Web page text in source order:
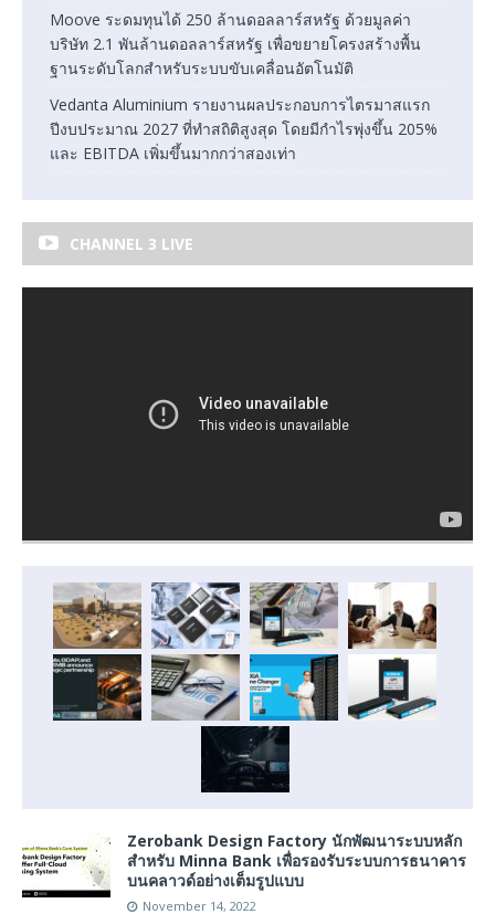
Moove ระดมทุนได้ 250 ล้านดอลลาร์สหรัฐ ด้วยมูลค่า
บริษัท 2.1 พันล้านดอลลาร์สหรัฐ เพื่อขยายโครงสร้างพื้น
ฐานระดับโลกสำหรับระบบขับเคลื่อนอัตโนมัติ
Vedanta Aluminium รายงานผลประกอบการไตรมาสแรก
ปีงบประมาณ 2027 ที่ทำสถิติสูงสุด โดยมีกำไรพุ่งขึ้น 205%
และ EBITDA เพิ่มขึ้นมากกว่าสองเท่า
CHANNEL 3 LIVE
Zerobank Design Factory นักพัฒนาระบบหลัก
สำหรับ Minna Bank เพื่อรองรับระบบการธนาคาร
บนคลาวด์อย่างเต็มรูปแบบ
November 14, 2022